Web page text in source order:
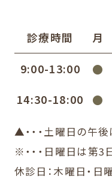
診療時間 月
9:00-13:00
●
14:30-18:00
●
▲・・・土曜日の午
※・・・日曜日は第
休診日：木曜日・日